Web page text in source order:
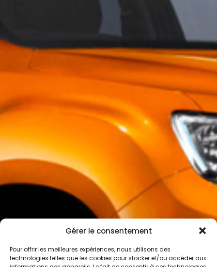
Gérer le consentement
Pour offrir les meilleures expériences, nous utilisons des
technologies telles que les cookies pour stocker et/ou accéder aux